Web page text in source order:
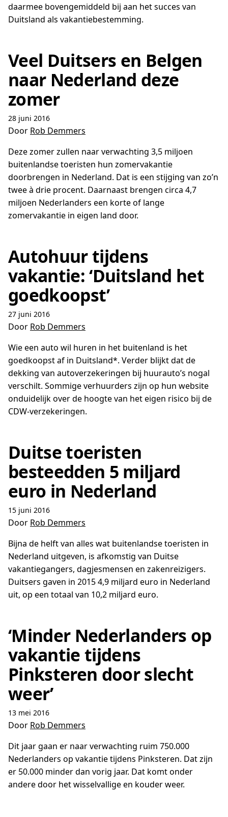
daarmee bovengemiddeld bij aan het succes van
Duitsland als vakantiebestemming.
Veel Duitsers en Belgen
naar Nederland deze
zomer
28 juni 2016
Door Rob Demmers
Deze zomer zullen naar verwachting 3,5 miljoen
buitenlandse toeristen hun zomervakantie
doorbrengen in Nederland. Dat is een stijging van zo’n
twee à drie procent. Daarnaast brengen circa 4,7
miljoen Nederlanders een korte of lange
zomervakantie in eigen land door.
Autohuur tijdens
vakantie: ‘Duitsland het
goedkoopst’
27 juni 2016
Door Rob Demmers
Wie een auto wil huren in het buitenland is het
goedkoopst af in Duitsland*. Verder blijkt dat de
dekking van autoverzekeringen bij huurauto’s nogal
verschilt. Sommige verhuurders zijn op hun website
onduidelijk over de hoogte van het eigen risico bij de
CDW-verzekeringen.
Duitse toeristen
besteedden 5 miljard
euro in Nederland
15 juni 2016
Door Rob Demmers
Bijna de helft van alles wat buitenlandse toeristen in
Nederland uitgeven, is afkomstig van Duitse
vakantiegangers, dagjesmensen en zakenreizigers.
Duitsers gaven in 2015 4,9 miljard euro in Nederland
uit, op een totaal van 10,2 miljard euro.
‘Minder Nederlanders op
vakantie tijdens
Pinksteren door slecht
weer’
13 mei 2016
Door Rob Demmers
Dit jaar gaan er naar verwachting ruim 750.000
Nederlanders op vakantie tijdens Pinksteren. Dat zijn
er 50.000 minder dan vorig jaar. Dat komt onder
andere door het wisselvallige en kouder weer.